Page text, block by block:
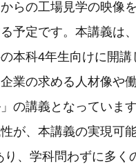
らの工場見学の映像
予定です。本講義は
本科4年生向けに開
業の求める人材像や
の講義となっていま
が、本講義の実現可
、学科問わずに多く